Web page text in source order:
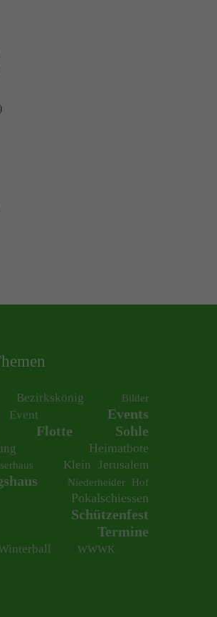
Bezirkskönig
Bilder
Event Events
Flotte Sohle
Heimatbote
Klein Jerusalem
Niederheider Hof
Pokalschiessen
Schützenfest
Termine
WWWK